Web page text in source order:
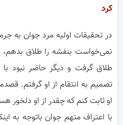
کرد
در تحقیقات اولیه مرد جوان به
نمی‌خواست بنفشه را طلاق بدهم،
طلاق گرفت و دیگر حاضر نبود
تصمیم به انتقام از او گرفتم.
او ثابت کنم که چقدر از او دلخور
با اعتراف متهم جوان باتوجه به